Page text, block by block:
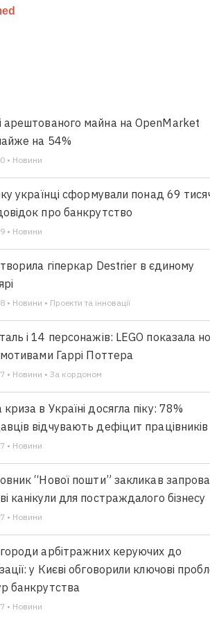
майна на OpenMarket
на 54%
• Новини
українці сформували понад 69
про банкрутство
• Новини
гіперкар Destrier в єдиному
• Новини • Проекти та інновації
і 14 персонажів: LEGO показала
мотивами Гаррі Поттера
• Новини • За кордоном
в Україні досягла піку: 78%
відчувають дефіцит працівників
• Новини
“Нової пошти” закликав
канікули для постраждалого бізнесу
• Новини
арбітражних керуючих до
у Києві обговорили ключові
банкрутства
• Новини